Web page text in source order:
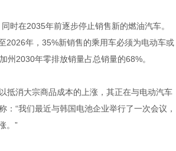
在2035年前逐步停止销售新的燃油汽车。
2026年，35%新销售的乘用车必须为电动车或
2030年零排放销量占总销量的68%。
消大宗商品成本的上涨，其正在与电动汽车
“我们最近与韩国电池企业举行了一次会议，
。”